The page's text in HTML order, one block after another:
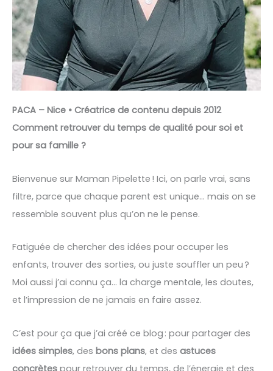
PACA – Nice • Créatrice de contenu depuis 2012
Comment retrouver du temps de qualité pour soi et
pour sa famille ?
Bienvenue sur Maman Pipelette ! Ici, on parle vrai, sans
filtre, parce que chaque parent est unique… mais on se
ressemble souvent plus qu’on ne le pense.
Fatiguée de chercher des idées pour occuper les
enfants, trouver des sorties, ou juste souffler un peu ?
Moi aussi j’ai connu ça… la charge mentale, les doutes,
et l’impression de ne jamais en faire assez.
C’est pour ça que j’ai créé ce blog : pour partager des
idées simples, des bons plans, et des astuces
concrètes pour retrouver du temps, de l’énergie et des